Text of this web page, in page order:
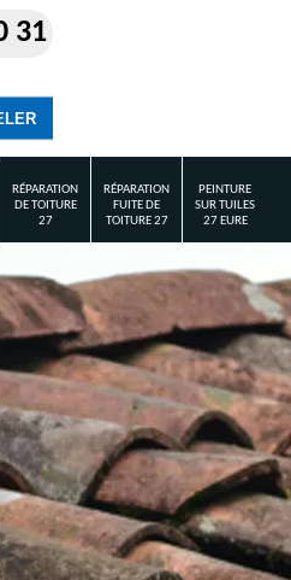
31
RÉPARATION
DE TOITURE
27
RÉPARATION
FUITE DE
TOITURE 27
PEINTURE
SUR TUILES
27 EURE